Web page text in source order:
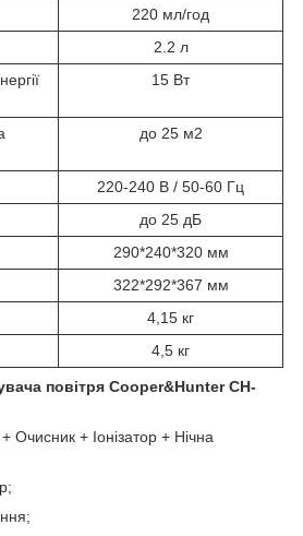
220 мл/год
2.2 л
15 Вт
до 25 м2
220-240 В / 50-60 Гц
до 25 дБ
290*240*320 мм
322*292*367 мм
4,15 кг
4,5 кг
повітря Cooper&Hunter CH-
Очисник + Іонізатор + Нічна